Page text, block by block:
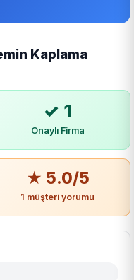
Kaplama
✓ 1
Onaylı Firma
★ 5.0/5
1 müşteri yorumu